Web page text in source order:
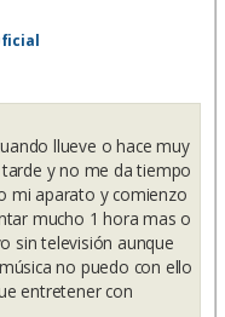
llueve o hace muy
y no me da tiempo
mi aparato y comienzo
mucho 1 hora mas o
sin televisión aunque
no puedo con ello
entretener con